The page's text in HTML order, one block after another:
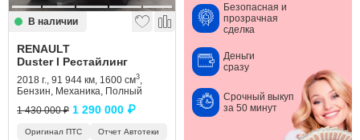
В наличии
RENAULT
Duster I Рестайлинг
2018 г., 91 944 км, 1600 см3,
Бензин, Механика, Полный
1 430 000 ₽ 1 290 000 ₽
Оригинал ПТС
Отчет Автотеки
Безопасная и
прозрачная
сделка
Деньги
сразу
Срочный выкуп
за 50 минут